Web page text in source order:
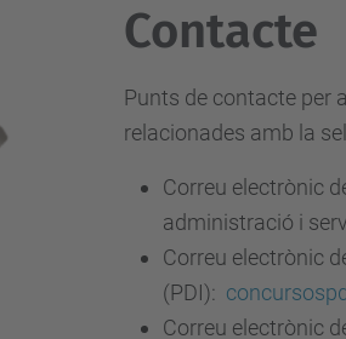
Contacte
Punts de contacte per
relacionades amb la
Correu electrònic
administració i
Correu electrònic
(PDI):
Correu electrònic